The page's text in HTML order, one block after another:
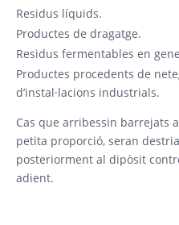
Residus líquids.
Productes de dragatge.
Residus fermentables en
Productes procedents de
d’instal·lacions industrials.
Cas que arribessin barrejats
petita proporció, seran
posteriorment al dipòsit
adient.